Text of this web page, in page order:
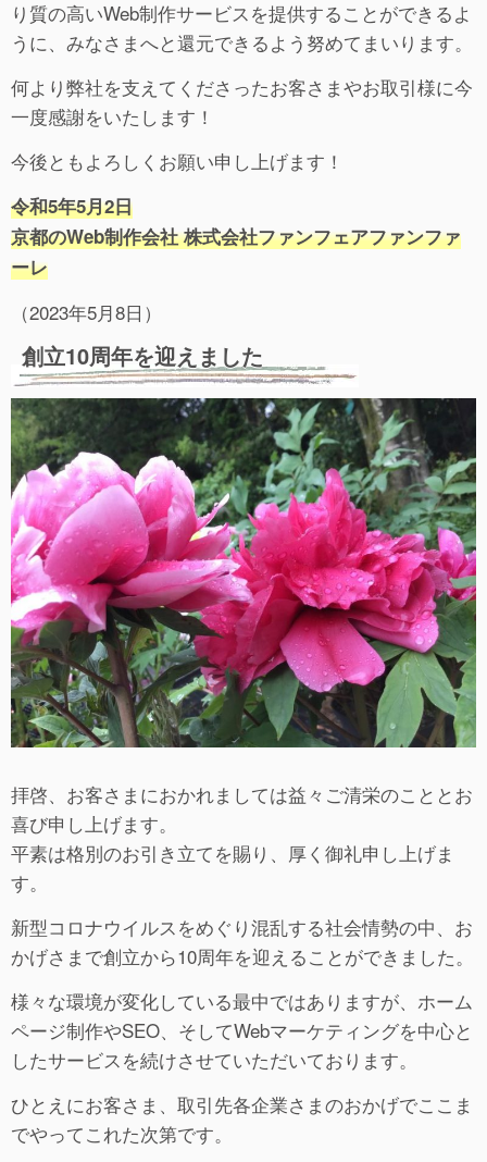
り質の高いWeb制作サービスを提供することができるよ
うに、みなさまへと還元できるよう努めてまいります。
何より弊社を支えてくださったお客さまやお取引様に今
一度感謝をいたします！
今後ともよろしくお願い申し上げます！
令和5年5月2日
京都のWeb制作会社 株式会社ファンフェアファンファ
ーレ
（2023年5月8日）
創立10周年を迎えました
拝啓、お客さまにおかれましては益々ご清栄のこととお
喜び申し上げます。
平素は格別のお引き立てを賜り、厚く御礼申し上げま
す。
新型コロナウイルスをめぐり混乱する社会情勢の中、お
かげさまで創立から10周年を迎えることができました。
様々な環境が変化している最中ではありますが、ホーム
ページ制作やSEO、そしてWebマーケティングを中心と
したサービスを続けさせていただいております。
ひとえにお客さま、取引先各企業さまのおかげでここま
でやってこれた次第です。